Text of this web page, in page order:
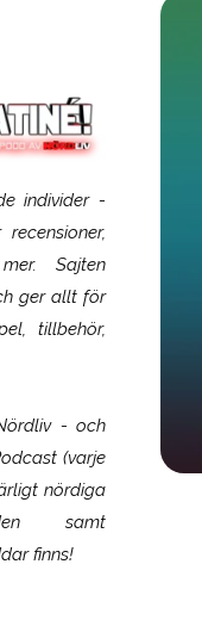
individer -
Sajten
ger allt för
tillbehör,
- och
(varje
nördiga
samt
finns!